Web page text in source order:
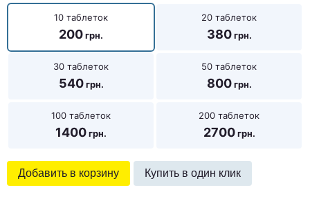
10 таблеток
200
20 таблеток
380
30 таблеток
540
50 таблеток
800
100 таблеток
1400
200 таблеток
2700
Добавить в корзину Купить в один клик